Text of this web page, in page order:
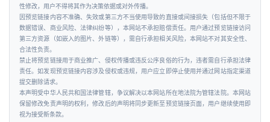
性修改，用户不得将其作为决策依据或对外传播。
因预览链接内容不准确、失效或第三方不当使用导致的直接或间接损失（包括但不限于
数据错误、商业风险、法律纠纷等），本网站不承担赔偿责任。用户通过预览链接访问
第三方资源（如嵌入的图片、外链等），需自行承担相关风险，本网站不对其安全性、
合法性负责。
禁止将预览链接用于商业推广、侵权传播或违反公序良俗的行为，违者需自行承担法律
责任。如发现预览链接内容涉及侵权或违规，用户应立即停止使用并通过网站指定渠道
提交删除请求。
本声明受中华人民共和国法律管辖，争议解决以本网站所在地法院为管辖法院。本网站
保留修改免责声明的权利，修改后的声明将同步更新至预览链接页面，用户继续使用即
视为接受新条款。